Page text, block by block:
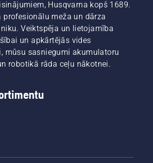
Husqvarna kopš 1689.
profesionālu meža un dārza
Veiktspēja un lietojamība
un apkārtējās vides
mūsu sasniegumi akumulatoru
robotikā rāda ceļu nākotnei.